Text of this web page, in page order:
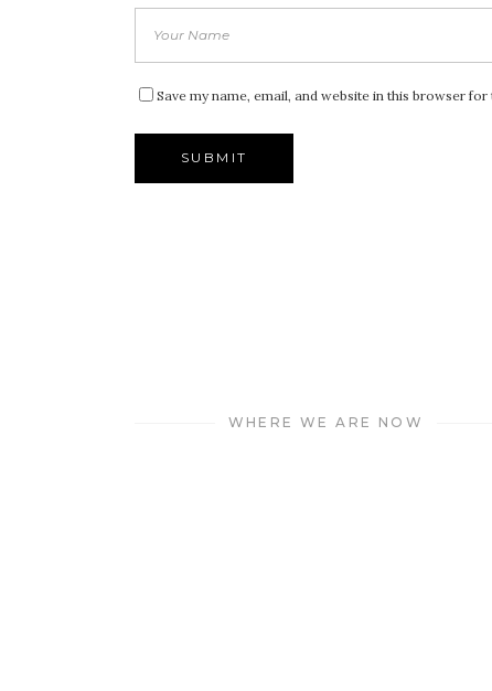
Save my name, email, and website in this browser
WHERE WE ARE NOW